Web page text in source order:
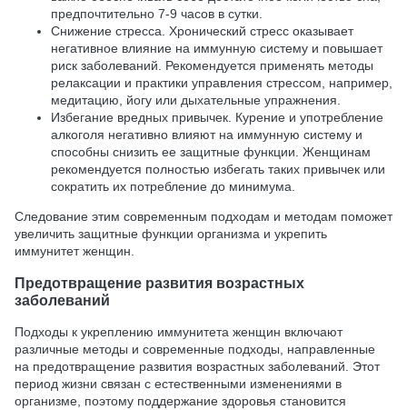
предпочтительно 7-9 часов в сутки.
Снижение стресса. Хронический стресс оказывает
негативное влияние на иммунную систему и повышает
риск заболеваний. Рекомендуется применять методы
релаксации и практики управления стрессом, например,
медитацию, йогу или дыхательные упражнения.
Избегание вредных привычек. Курение и употребление
алкоголя негативно влияют на иммунную систему и
способны снизить ее защитные функции. Женщинам
рекомендуется полностью избегать таких привычек или
сократить их потребление до минимума.
Следование этим современным подходам и методам поможет
увеличить защитные функции организма и укрепить
иммунитет женщин.
Предотвращение развития возрастных
заболеваний
Подходы к укреплению иммунитета женщин включают
различные методы и современные подходы, направленные
на предотвращение развития возрастных заболеваний. Этот
период жизни связан с естественными изменениями в
организме, поэтому поддержание здоровья становится